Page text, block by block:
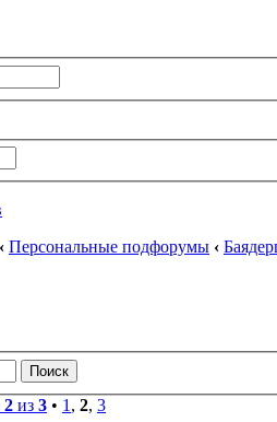
‹ Персональные подфорумы ‹
2 из 3 • 1 , 2, 3